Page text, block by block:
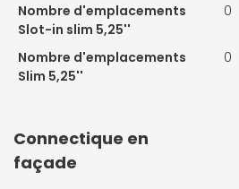
Nombre d'emplacements
Slot-in slim 5,25''
0
Nombre d'emplacements
Slim 5,25''
0
Connectique en
façade